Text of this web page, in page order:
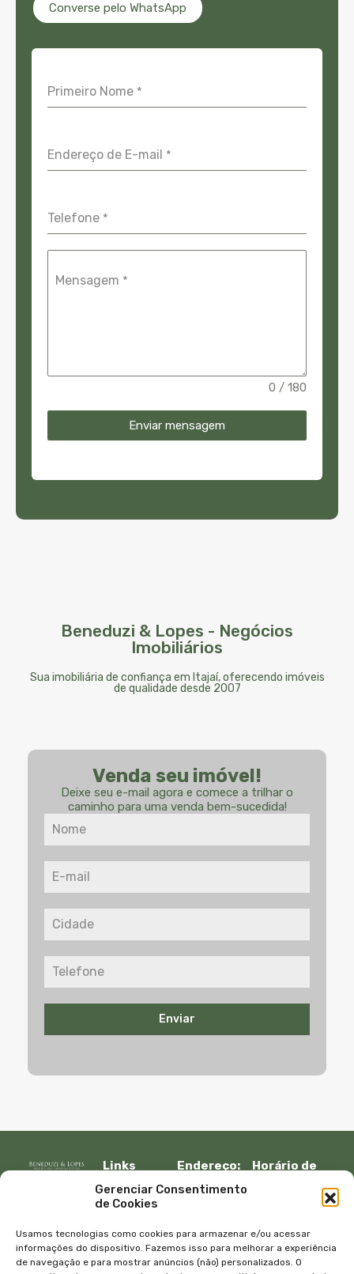
Gerenciar Consentimento
de Cookies
Usamos tecnologias como cookies para armazenar e/ou acessar
informações do dispositivo. Fazemos isso para melhorar a experiência
de navegação e para mostrar anúncios (não) personalizados. O
Converse pelo WhatsApp
Primeiro Nome *
Endereço de E-mail *
Telefone *
Mensagem *
0 / 180
Enviar mensagem
Beneduzi & Lopes - Negócios
Imobiliários
Sua imobiliária de confiança em Itajaí, oferecendo imóveis
de qualidade desde 2007
Venda seu imóvel!
Deixe seu e-mail agora e comece a trilhar o
caminho para uma venda bem-sucedida!
Enviar
Links
Início
Empresa
Equipe
Blog
Endereço:
Muller, 917 –
CEP 88301-
401
Horário de
13:30 – 18:00
Sábado e